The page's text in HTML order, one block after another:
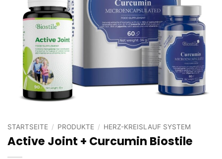
STARTSEITE / PRODUKTE / HERZ-KREISLAUF SYSTEM
Active Joint + Curcumin Biostile